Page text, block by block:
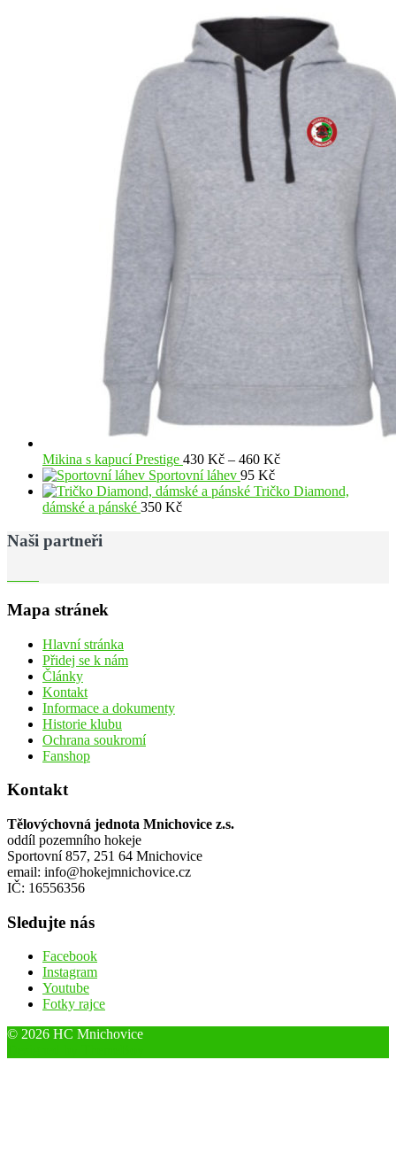
Mikina s kapucí Prestige 430 Kč – 460 KčRozpětí
430 Kč
Sportovní láhev 95 Kč
Tričko Diamond,
dámské a pánské 350 Kč
Naši partneři
Mapa stránek
Hlavní stránka
Přidej se k nám
Články
Kontakt
Informace a dokumenty
Historie klubu
Ochrana soukromí
Fanshop
Kontakt
Tělovýchovná jednota Mnichovice z.s.
oddíl pozemního hokeje
Sportovní 857, 251 64 Mnichovice
email: info@hokejmnichovice.cz
IČ: 16556356
Sledujte nás
Facebook
Instagram
Youtube
Fotky rajce
© 2026 HC Mnichovice